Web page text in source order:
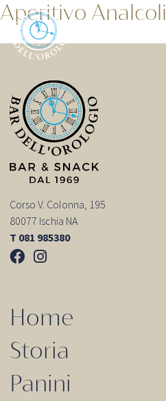
Aperitivo
Corso V. Colonna, 195
80077 Ischia NA
T 081 985380
Home
Storia
Panini